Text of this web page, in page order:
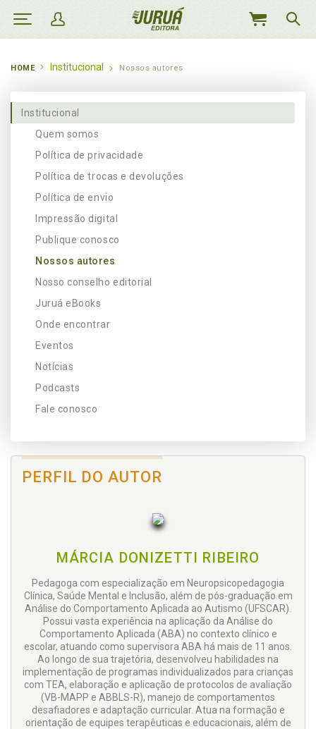
MEU
HOME Institucional Nossos autores
Institucional
Quem somos
Política de privacidade
Política de trocas e devoluções
Política de envio
Impressão digital
Publique conosco
Nossos autores
Nosso conselho editorial
Juruá eBooks
Onde encontrar
Eventos
Notícias
Podcasts
Fale conosco
PERFIL DO AUTOR
MÁRCIA DONIZETTI RIBEIRO
Pedagoga com especialização em Neuropsicopedagogia
Clínica, Saúde Mental e Inclusão, além de pós-graduação em
Análise do Comportamento Aplicada ao Autismo (UFSCAR).
Possui vasta experiência na aplicação da Análise do
Comportamento Aplicada (ABA) no contexto clínico e
escolar, atuando como supervisora ABA há mais de 11 anos.
Ao longo de sua trajetória, desenvolveu habilidades na
implementação de programas individualizados para crianças
com TEA, elaboração e aplicação de protocolos de avaliação
(VB-MAPP e ABBLS-R), manejo de comportamentos
desafiadores e adaptação curricular. Atua na formação e
orientação de equipes terapêuticas e educacionais, além de